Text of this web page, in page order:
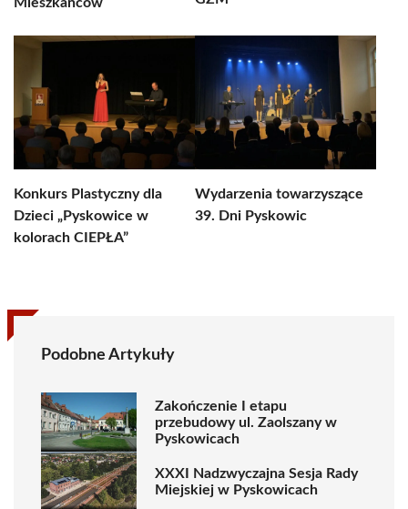
Konkurs Plastyczny dla
Dzieci „Pyskowice w
kolorach CIEPŁA”
Wydarzenia towarzyszące
39. Dni Pyskowic
Podobne Artykuły
Zakończenie I etapu
przebudowy ul. Zaolszany w
Pyskowicach
XXXI Nadzwyczajna Sesja Rady
Miejskiej w Pyskowicach